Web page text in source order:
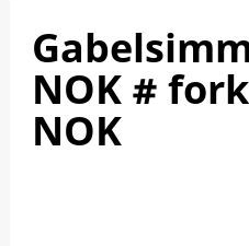
NOK #
NOK